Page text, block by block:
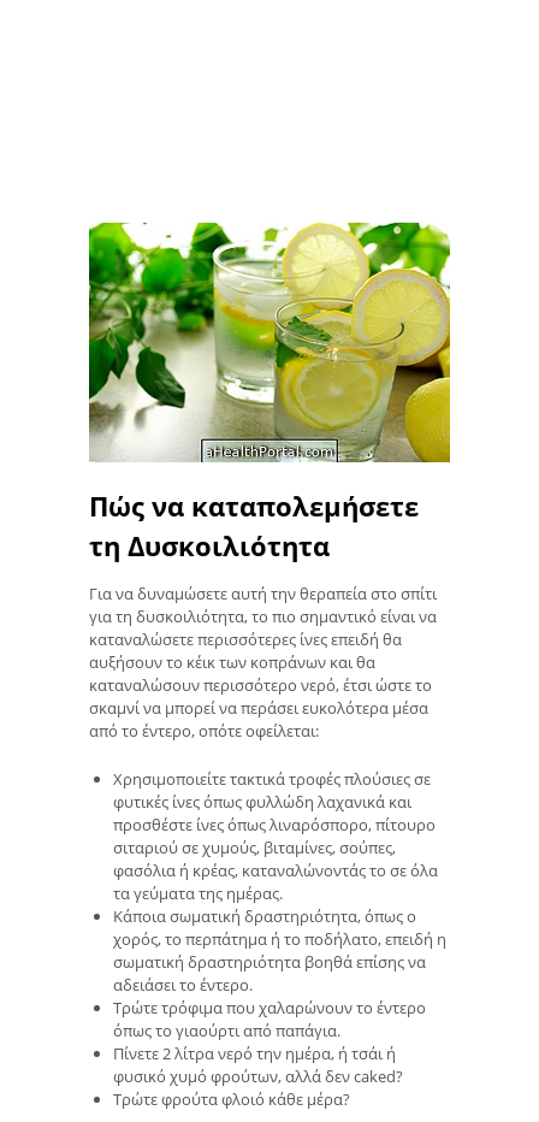
Πώς να καταπολεμήσετε
τη Δυσκοιλιότητα
Για να δυναμώσετε αυτή την θεραπεία στο σπίτι
για τη δυσκοιλιότητα, το πιο σημαντικό είναι να
καταναλώσετε περισσότερες ίνες επειδή θα
αυξήσουν το κέικ των κοπράνων και θα
καταναλώσουν περισσότερο νερό, έτσι ώστε το
σκαμνί να μπορεί να περάσει ευκολότερα μέσα
από το έντερο, οπότε οφείλεται:
Χρησιμοποιείτε τακτικά τροφές πλούσιες σε
φυτικές ίνες όπως φυλλώδη λαχανικά και
προσθέστε ίνες όπως λιναρόσπορο, πίτουρο
σιταριού σε χυμούς, βιταμίνες, σούπες,
φασόλια ή κρέας, καταναλώνοντάς το σε όλα
τα γεύματα της ημέρας.
Κάποια σωματική δραστηριότητα, όπως ο
χορός, το περπάτημα ή το ποδήλατο, επειδή η
σωματική δραστηριότητα βοηθά επίσης να
αδειάσει το έντερο.
Τρώτε τρόφιμα που χαλαρώνουν το έντερο
όπως το γιαούρτι από παπάγια.
Πίνετε 2 λίτρα νερό την ημέρα, ή τσάι ή
φυσικό χυμό φρούτων, αλλά δεν caked?
Τρώτε φρούτα φλοιό κάθε μέρα?